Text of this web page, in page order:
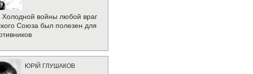
Холодной войны любой враг
Союза был полезен для
ЮРIЙ ГЛУШАКОВ